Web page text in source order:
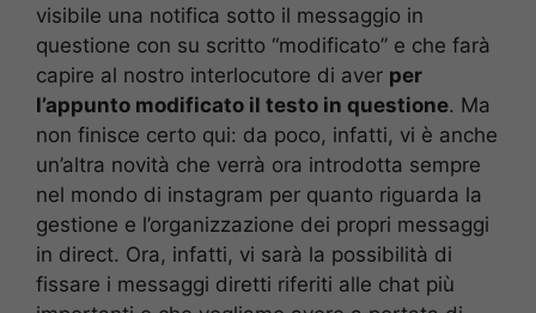
visibile una notifica sotto il messaggio in
questione con su scritto “modificato” e che farà
capire al nostro interlocutore di aver per
l’appunto modificato il testo in questione. Ma
non finisce certo qui: da poco, infatti, vi è anche
un’altra novità che verrà ora introdotta sempre
nel mondo di instagram per quanto riguarda la
gestione e l’organizzazione dei propri messaggi
in direct. Ora, infatti, vi sarà la possibilità di
fissare i messaggi diretti riferiti alle chat più